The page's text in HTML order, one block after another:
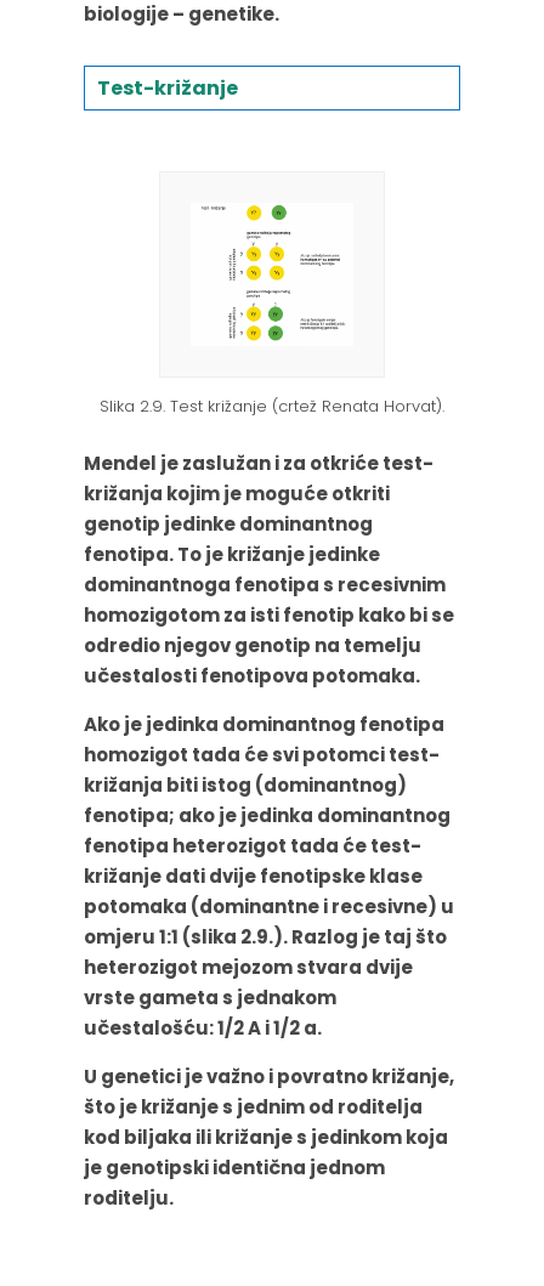
biologije – genetike.
Test-križanje
Slika 2.9. Test križanje (crtež Renata Horvat).
Mendel je zaslužan i za otkrićetest-
križanja kojim je moguće otkriti
genotip jedinke dominantnog
fenotipa. To je križanje jedinke
dominantnoga fenotipa s recesivnim
homozigotom za isti fenotip kako bi se
odredio njegov genotip na temelju
učestalosti fenotipova potomaka.
Ako je jedinka dominantnog fenotipa
homozigot tada će svi potomci test-
križanja biti istog (dominantnog)
fenotipa; ako je jedinka dominantnog
fenotipa heterozigot tada će test-
križanje dati dvije fenotipske klase
potomaka (dominantne i recesivne) u
omjeru 1:1 (slika 2.9.). Razlog je taj što
heterozigot mejozom stvara dvije
vrste gameta s jednakom
učestalošću: 1/2 A i 1/2 a.
U genetici je važno i povratno križanje,
što je križanje s jednim od roditelja
kod biljaka ili križanje s jedinkom koja
je genotipski identična jednom
roditelju.